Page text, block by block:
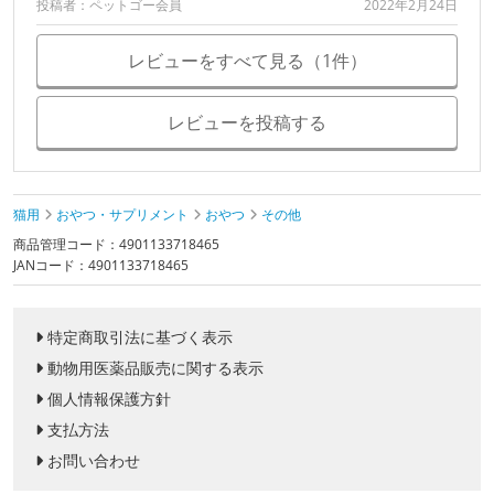
投稿者：ペットゴー会員 2022年2月24日
レビューをすべて見る（1件）
レビューを投稿する
猫用 おやつ・サプリメント おやつ
その他
商品管理コード：4901133718465
JANコード：4901133718465
特定商取引法に基づく表示
動物用医薬品販売に関する表示
個人情報保護方針
支払方法
お問い合わせ